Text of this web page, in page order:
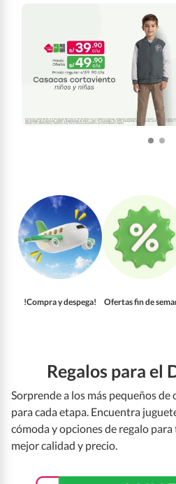
!Compra y despega! Ofertas fin de
Regalos para el
Sorprende a los más pequeños de
para cada etapa. Encuentra
cómoda y opciones de regalo
mejor calidad y precio.